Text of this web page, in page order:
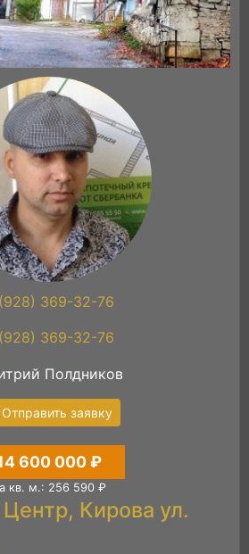
369-32-76
369-32-76
Полдников
Отправить заявку
600 000 ₽
кв. м.: 256 590 ₽
Кирова ул.